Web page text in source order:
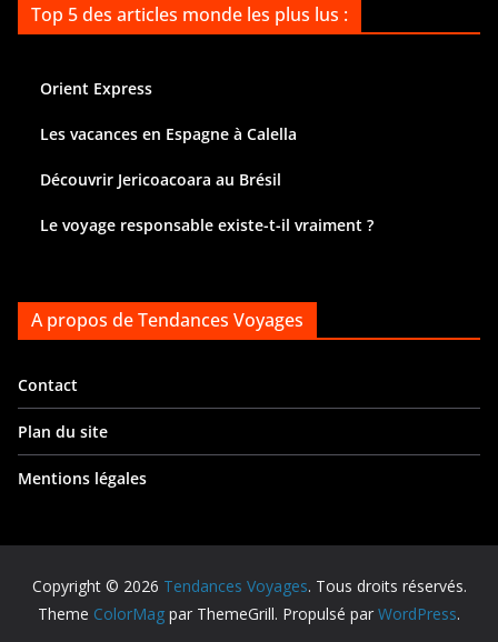
Top 5 des articles monde les plus lus :
Orient Express
Les vacances en Espagne à Calella
Découvrir Jericoacoara au Brésil
Le voyage responsable existe-t-il vraiment ?
A propos de Tendances Voyages
Contact
Plan du site
Mentions légales
Copyright © 2026 Tendances Voyages. Tous droits réservés.
Theme ColorMag par ThemeGrill. Propulsé par WordPress.